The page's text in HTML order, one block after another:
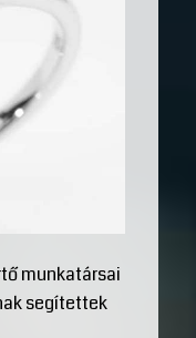
munkatársai
segítettek